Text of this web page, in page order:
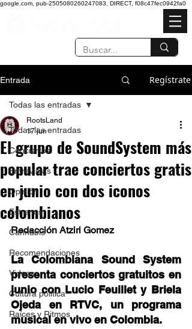
google.com, pub-2505080260247083, DIRECT, f08c47fec0942fa0
Entrada Regístrate
Todas las entradas
Conciertos
Entrevistas
Opinión
Estrenos
Cannabis
Recomendaciones
Videos
Cultura política
Raíces y Ritmos
Todas las entradas
El grupo de SoundSystem más
popular trae conciertos gratis
en junio con dos iconos
colombianos
RootsLand
17 jun
Redacción Atziri Gomez
La Colombiana Sound System
presenta conciertos gratuitos en
junio con Lucio Feuillet y Briela
Ojeda en RTVC, un programa
musical en vivo en Colombia.